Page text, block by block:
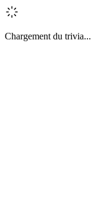
Chargement du trivia...